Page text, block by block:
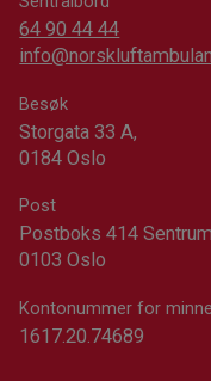
64 90 44 44
Besøk
Storgata 33 A,
0184 Oslo
Post
Postboks 414
0103 Oslo
Kontonummer for
1617.20.74689